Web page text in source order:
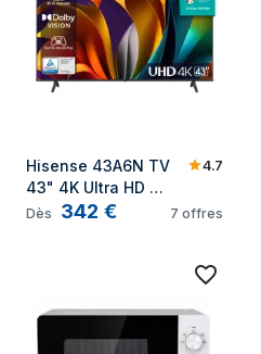
Hisense 43A6N TV
43" 4K Ultra HD
Smart TV Noir
4.7
Dès 342 € 7 offres